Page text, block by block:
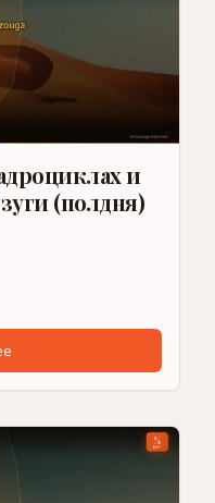
и
(полдня)